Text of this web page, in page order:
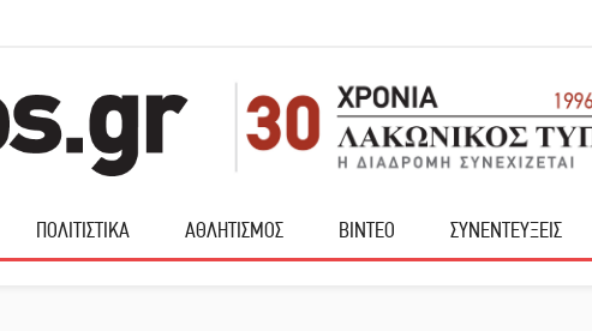
ΠΟΛΙΤΙΣΤΙΚΑ ΑΘΛΗΤΙΣΜΟΣ ΒΙΝΤΕΟ ΣΥΝΕΝΤΕΥΞΕΙΣ